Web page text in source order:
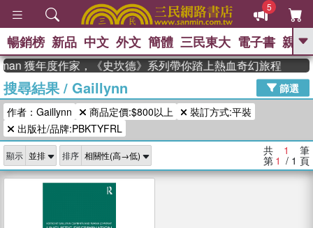
5
GO
高希均教授回憶錄
、 The Odyssey 、 父親節 、 如果歷
史是一群喵 、 暑期推薦 、
登輝時代 、 數學女孩：黎曼猜想 、
偉大的迷走神經
暢銷榜 新品 中文 外文 簡體 三民東大 電子書 親子
獲年度作家，《史坎德》系列帶你踏上熱血奇幻旅程
搜尋結果/ Gaillynn
篩選
作者：Gaillynn
商品定價:$800以上
裝訂方式:平裝
出版社/品牌:PBKTYFRL
顯示 排序 共 1 筆
第 1 / 1 頁